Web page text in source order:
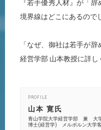
『若手優秀人材』が「
境界線はどこにあるので
「なぜ、御社は若手が
経営学部 山本教授に詳し
PROFILE
山本 寛氏
青山学院大学経営学部 兼 大
博士(経営学) メルボルン大学